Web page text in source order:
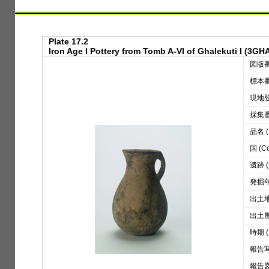
Plate 17.2
Iron Age I Pottery from Tomb A-VI of Ghalekuti I
図版
標本
現地
採集
品名
国
遺跡
発掘
出土
出土
時期
報告
報告